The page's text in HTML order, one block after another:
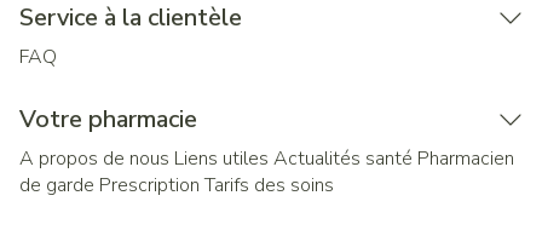
Service à la clientèle
FAQ
Votre pharmacie
A propos de nous Liens utiles Actualités santé Pharmacien
de garde Prescription Tarifs des soins